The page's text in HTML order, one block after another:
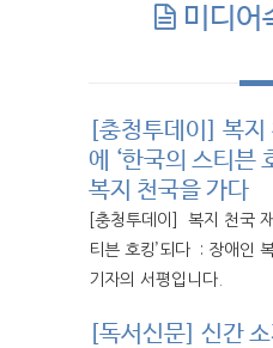
미디어
[충청투데이] 복지
에 ‘한국의 스티븐
복지 천국을 가다
[충청투데이] 복지 천국
티븐 호킹’되다 : 장애인
기자의 서평입니다.
[독서신문] 신간